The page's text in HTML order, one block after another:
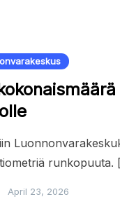
runkopuuta.
April 23, 2026